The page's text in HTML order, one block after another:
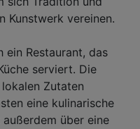
Kunstwerk vereinen.
Restaurant, das
serviert. Die
Zutaten
eine kulinarische
über eine